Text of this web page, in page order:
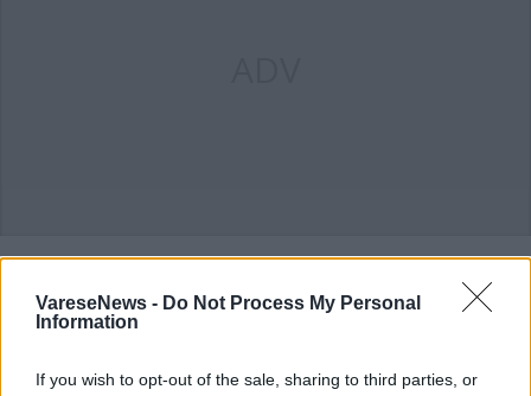
VareseNews - Do Not Process My Personal
Information
If you wish to opt-out of the sale, sharing to third parties, or